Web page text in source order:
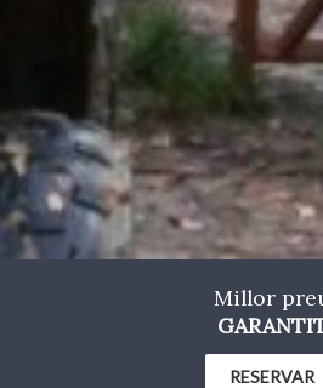
Millor
RESERVAR